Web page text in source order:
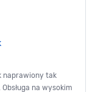
naprawiony tak
na wysokim